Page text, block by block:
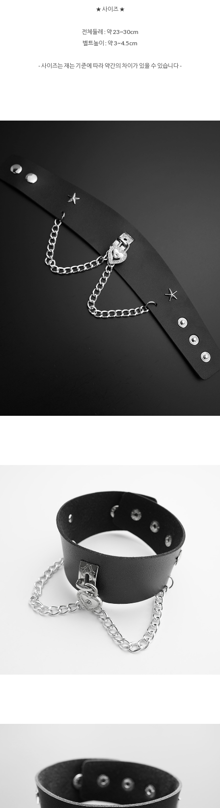
★ 사이즈 ★
전체둘레 : 약 23~30cm
벨트높이 : 약 3~4.5cm
- 사이즈는 재는 기준에 따라 약간의 차이가 있을 수 있습니다 -